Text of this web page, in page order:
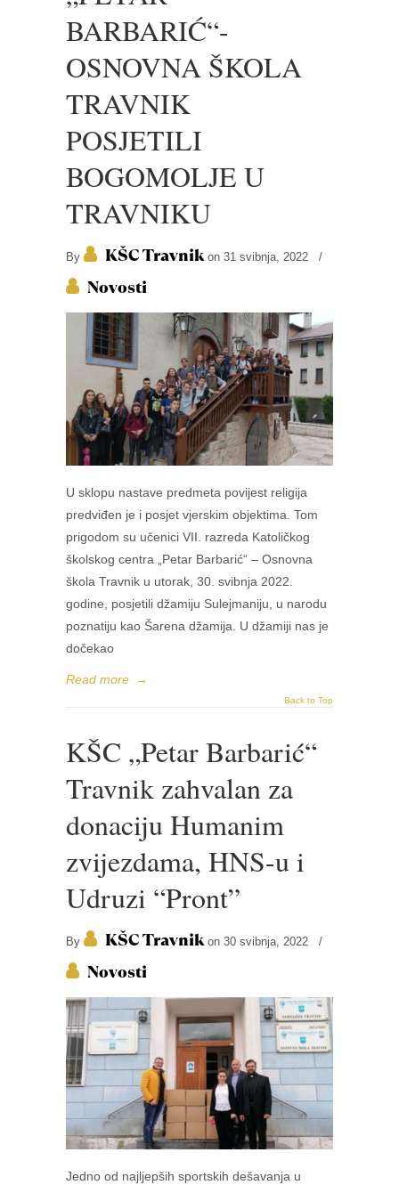
BARBARIĆ“-
OSNOVNA ŠKOLA
TRAVNIK
POSJETILI
BOGOMOLJE U
TRAVNIKU
By KŠC Travnikon 31 svibnja, 2022 /
Novosti
U sklopu nastave predmeta povijest religija
predviđen je i posjet vjerskim objektima. Tom
prigodom su učenici VII. razreda Katoličkog
školskog centra „Petar Barbarić“ – Osnovna
škola Travnik u utorak, 30. svibnja 2022.
godine, posjetili džamiju Sulejmaniju, u narodu
poznatiju kao Šarena džamija. U džamiji nas je
dočekao
Read more →
Back to Top
KŠC „Petar Barbarić“
Travnik zahvalan za
donaciju Humanim
zvijezdama, HNS-u i
Udruzi “Pront”
By KŠC Travnik on 30 svibnja, 2022 /
Novosti
Jedno od najljepših sportskih dešavanja u